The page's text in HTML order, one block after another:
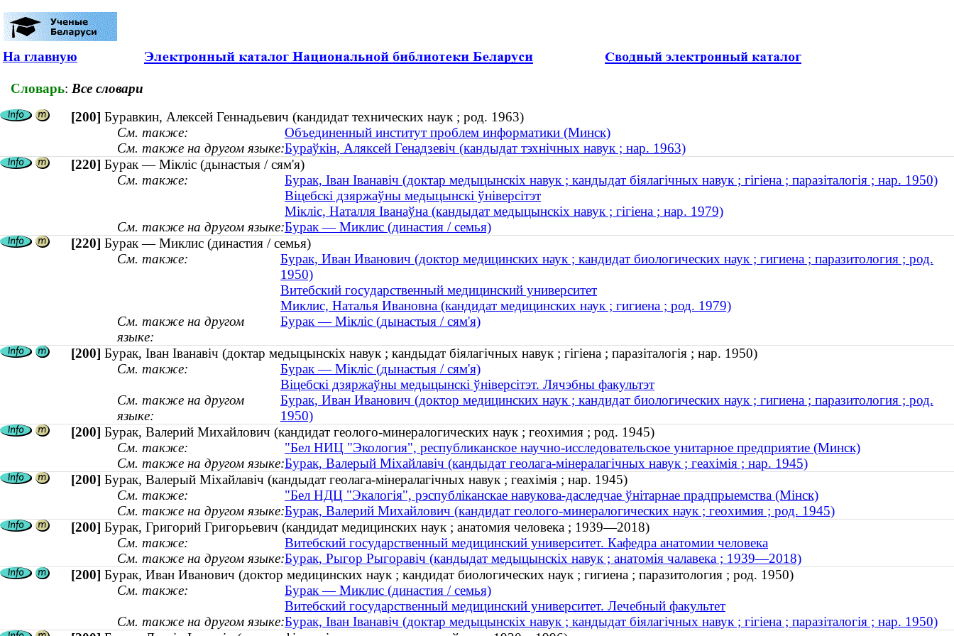
На главную
Словарь: Все словари
[200] Буравкин, Алексей Геннадьевич (кандидат технических наук ; род. 1963)
См. также:
Объединенный институт проблем информатики (Минск)
См. также на другом языке:Бураўкін, Аляксей Генадзевіч (кандыдат тэхнічных навук ; нар. 1963)
[220] Бурак — Мікліс (дынастыя / сям'я)
См. также:
Бурак, Іван Іванавіч (доктар медыцынскіх навук ; кандыдат біялагічных навук ; гігіена ; паразіталогія ; нар. 1950)
Віцебскі дзяржаўны медыцынскі ўніверсітэт
Мікліс, Наталля Іванаўна (кандыдат медыцынскіх навук ; гігіена ; нар. 1979)
См. также на другом языке:Бурак — Миклис (династия / семья)
[220] Бурак — Миклис (династия / семья)
См. также:
Бурак, Иван Иванович (доктор медицинских наук ; кандидат биологических наук ; гигиена ; паразитология ; род.
1950)
Витебский государственный медицинский университет
Миклис, Наталья Ивановна (кандидат медицинских наук ; гигиена ; род. 1979)
См. также на другом
языке:
Бурак — Мікліс (дынастыя / сям'я)
[200] Бурак, Іван Іванавіч (доктар медыцынскіх навук ; кандыдат біялагічных навук ; гігіена ; паразіталогія ; нар. 1950)
См. также:
Бурак — Мікліс (дынастыя / сям'я)
Віцебскі дзяржаўны медыцынскі ўніверсітэт. Лячэбны факультэт
См. также на другом
языке:
Бурак, Иван Иванович (доктор медицинских наук ; кандидат биологических наук ; гигиена ; паразитология ; род.
1950)
[200] Бурак, Валерий Михайлович (кандидат геолого-минералогических наук ; геохимия ; род. 1945)
См. также:
"Бел НИЦ "Экология", республиканское научно-исследовательское унитарное предприятие (Минск)
См. также на другом языке:Бурак, Валерый Міхайлавіч (кандыдат геолага-мінералагічных навук ; геахімія ; нар. 1945)
[200] Бурак, Валерый Міхайлавіч (кандыдат геолага-мінералагічных навук ; геахімія ; нар. 1945)
См. также:
"Бел НДЦ "Экалогія", рэспубліканскае навукова-даследчае ўнітарнае прадпрыемства (Мінск)
См. также на другом языке:Бурак, Валерий Михайлович (кандидат геолого-минералогических наук ; геохимия ; род. 1945)
[200] Бурак, Григорий Григорьевич (кандидат медицинских наук ; анатомия человека ; 1939—2018)
См. также:
Витебский государственный медицинский университет. Кафедра анатомии человека
См. также на другом языке:Бурак, Рыгор Рыгоравіч (кандыдат медыцынскіх навук ; анатомія чалавека ; 1939—2018)
[200] Бурак, Иван Иванович (доктор медицинских наук ; кандидат биологических наук ; гигиена ; паразитология ; род. 1950)
См. также:
Бурак — Миклис (династия / семья)
Витебский государственный медицинский университет. Лечебный факультет
См. также на другом языке:Бурак, Іван Іванавіч (доктар медыцынскіх навук ; кандыдат біялагічных навук ; гігіена ; паразіталогія ; нар. 1950)